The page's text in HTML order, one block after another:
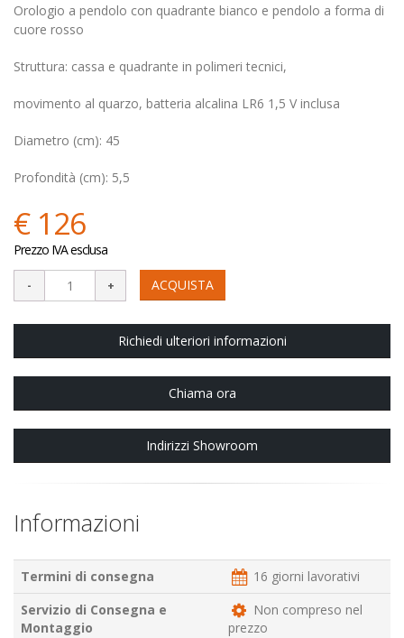
Orologio a pendolo con quadrante bianco e pendolo a forma di
cuore rosso
Struttura: cassa e quadrante in polimeri tecnici,
movimento al quarzo, batteria alcalina LR6 1,5 V inclusa
Diametro (cm): 45
Profondità (cm): 5,5
€ 126
Prezzo IVA esclusa
ACQUISTA
Richiedi ulteriori informazioni
Chiama ora
Indirizzi Showroom
Informazioni
Termini di consegna
16 giorni lavorativi
Servizio di Consegna e
Montaggio
Non compreso nel
prezzo